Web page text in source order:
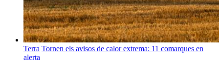
Terra Tornen els avisos de calor extrema: 11 comarques en
alerta